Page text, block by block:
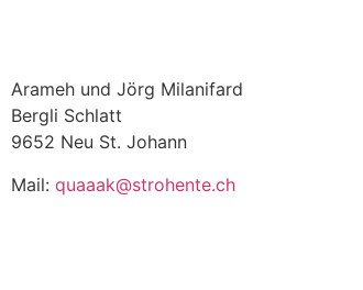
Arameh und Jörg Milanifard
Bergli Schlatt
9652 Neu St. Johann
Mail: quaaak@strohente.ch